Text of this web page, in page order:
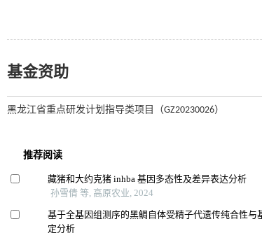
基金资助
黑龙江省重点研发计划指导类项目（GZ20230026）